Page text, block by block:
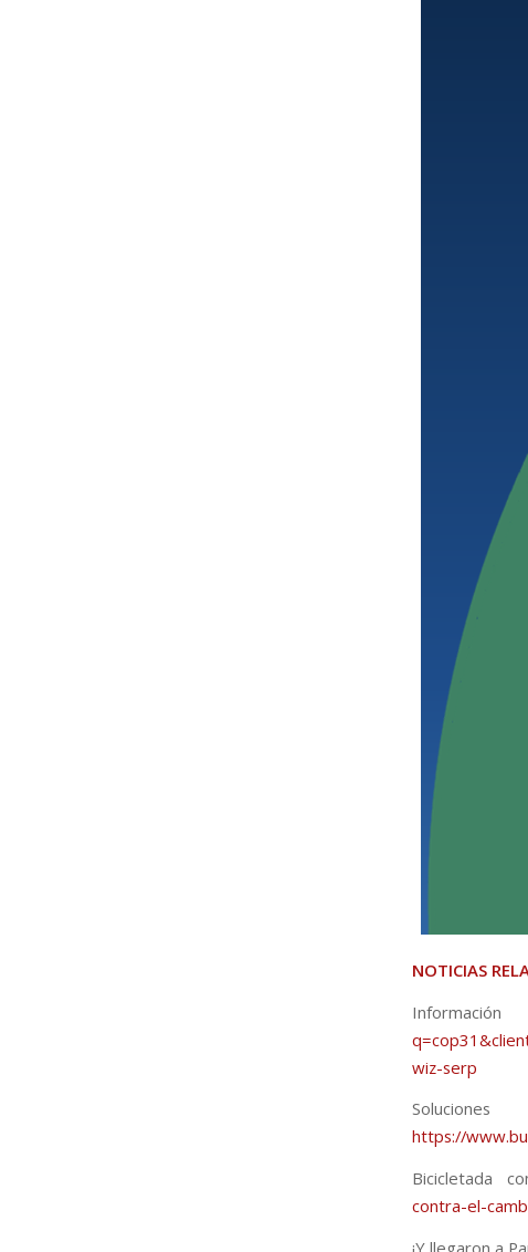
NOTICIAS
wiz-serp
https://
Bicicletada
contra-el-
¡Y llegaron a